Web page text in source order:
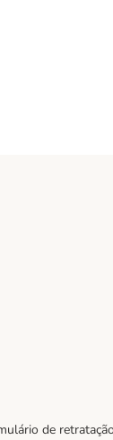
Method
Method
Shipping
de retratação